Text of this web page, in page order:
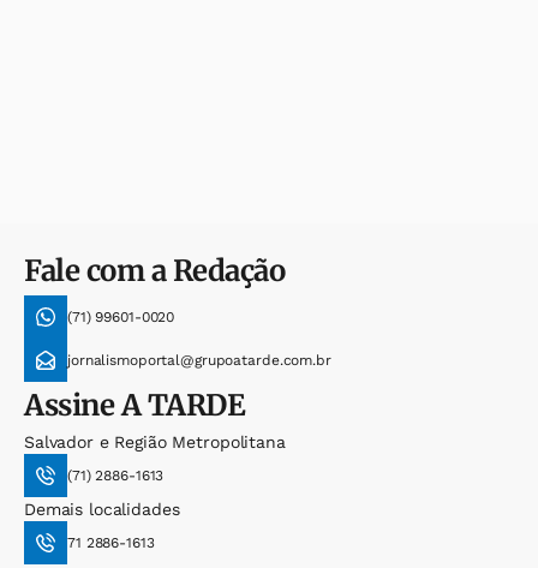
Fale com a Redação
(71) 99601-0020
jornalismoportal@grupoatarde.com.br
AssineA TARDE
Salvador e Região Metropolitana
(71) 2886-1613
Demais localidades
71 2886-1613